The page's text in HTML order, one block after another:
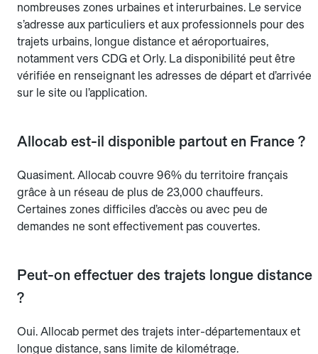
nombreuses zones urbaines et interurbaines. Le service
s’adresse aux particuliers et aux professionnels pour des
trajets urbains, longue distance et aéroportuaires,
notamment vers CDG et Orly. La disponibilité peut être
vérifiée en renseignant les adresses de départ et d’arrivée
sur le site ou l’application.
Allocab est-il disponible partout en France ?
Quasiment. Allocab couvre 96% du territoire français
grâce à un réseau de plus de 23,000 chauffeurs.
Certaines zones difficiles d’accès ou avec peu de
demandes ne sont effectivement pas couvertes.
Peut-on effectuer des trajets longue distance
?
Oui. Allocab permet des trajets inter-départementaux et
longue distance, sans limite de kilométrage.